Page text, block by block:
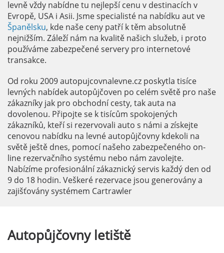
levně vždy nabídne tu nejlepší cenu v destinacích v
Evropě, USA i Asii. Jsme specialisté na nabídku aut ve
Španělsku, kde naše ceny patří k těm absolutně
nejnižším. Záleží nám na kvalitě našich služeb, i proto
používáme zabezpečené servery pro internetové
transakce.
Od roku 2009 autopujcovnalevne.cz poskytla tisíce
levných nabídek autopůjčoven po celém světě pro naše
zákazníky jak pro obchodní cesty, tak auta na
dovolenou. Připojte se k tisícům spokojených
zákazníků, kteří si rezervovali auto s námi a získejte
cenovou nabídku na levné autopůjčovny kdekoli na
světě ještě dnes, pomocí našeho zabezpečeného on-
line rezervačního systému nebo nám zavolejte.
Nabízíme profesionální zákaznický servis každý den od
9 do 18 hodin. Veškeré rezervace jsou generovány a
zajišťovány systémem Cartrawler
Autopůjčovnyletiště